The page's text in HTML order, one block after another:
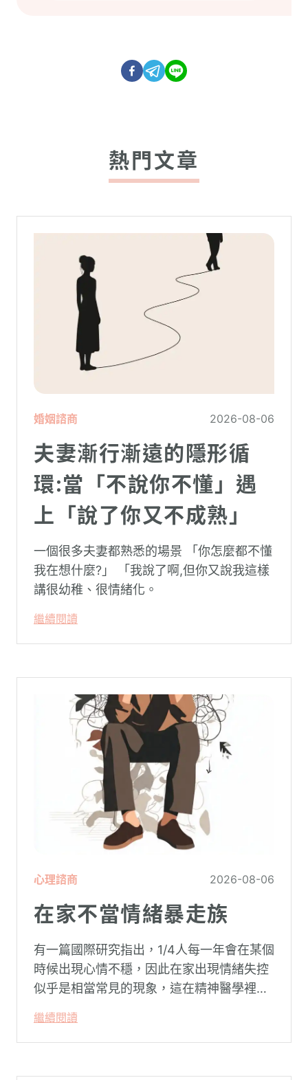
熱門文章
婚姻諮商 2026-08-06
夫妻漸行漸遠的隱形循
環:當「不說你不懂」遇
上「說了你又不成熟」
一個很多夫妻都熟悉的場景 「你怎麼都不懂
我在想什麼?」 「我說了啊,但你又說我這樣
講很幼稚、很情緒化。
繼續閱讀
心理諮商 2026-08-06
在家不當情緒暴走族
有一篇國際研究指出，1/4人每一年會在某個
時候出現心情不穩，因此在家出現情緒失控
似乎是相當常見的現象，這在精神醫學裡不
系統在長久使用之下，突然在某一次需要處
理更高層次的資料時，電腦呈現當機現象，
繼續閱讀